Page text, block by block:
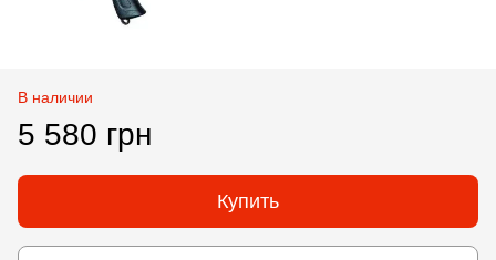
В наличии
5 580 грн
Купить